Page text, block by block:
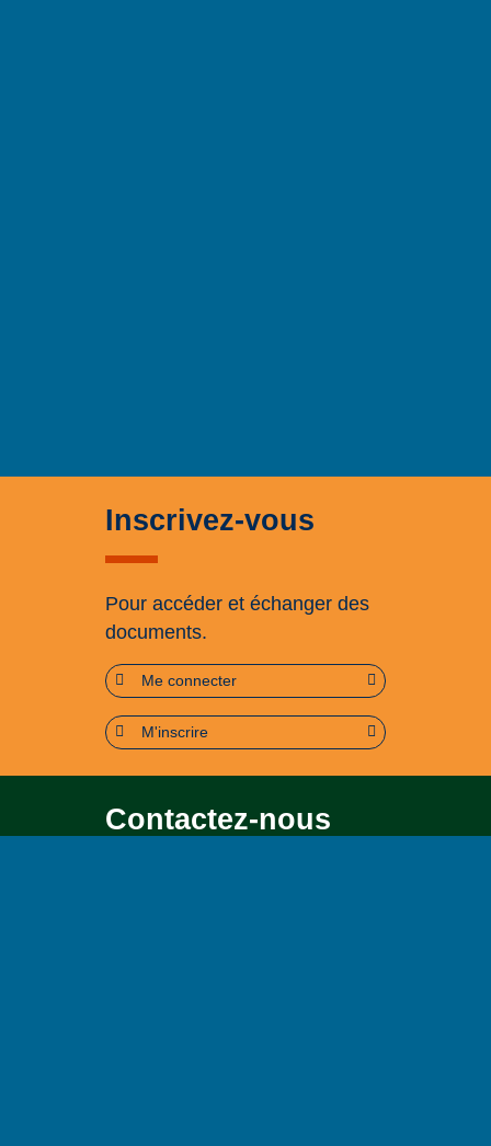
Inscrivez-vous
Pour accéder et échanger des
documents.
Me connecter
M'inscrire
Contactez-nous